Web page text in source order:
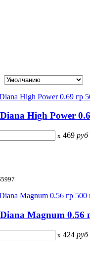
High Power
x 469 руб
Magnum 0.56
x 424 руб